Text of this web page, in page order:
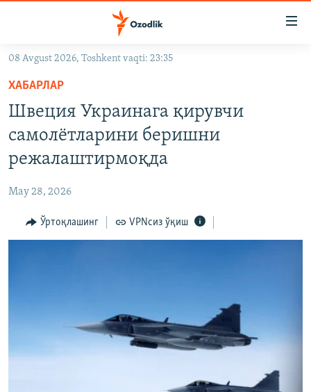
Асосий
навигацияга
ўтинг
Қидиришга
ўтинг
OZODARXIV
На русском
ИЖТИМОИЙ ТАРМОҚЛАР
08 Avgust 2026, Toshkent vaqti: 23:35
ХАБАРЛАР
Швеция Украинага қирувчи
самолётларини беришни
режалаштирмоқда
May 28, 2026
Ўртоқлашинг VPNсиз ўқиш